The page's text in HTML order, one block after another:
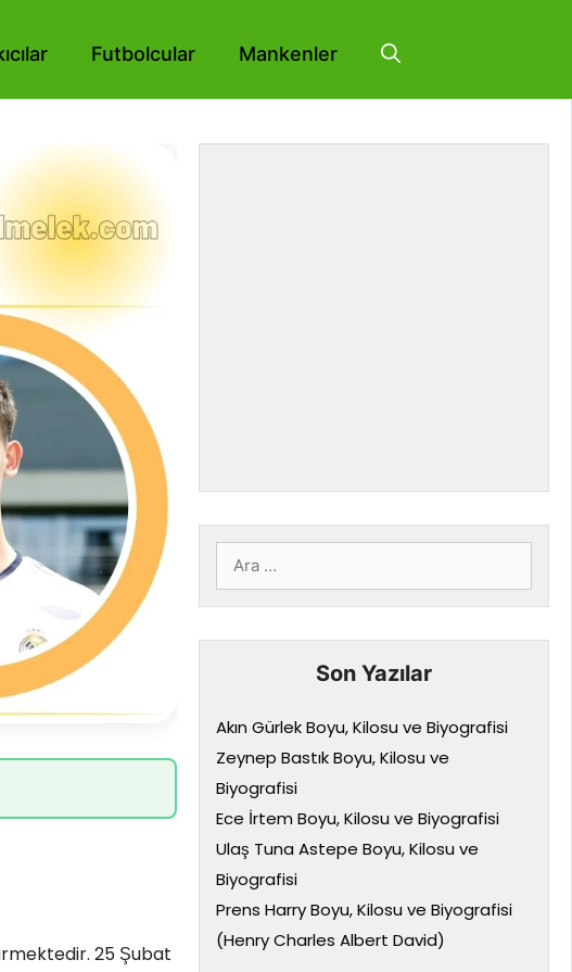
Futbolcular Mankenler
25 Şubat
için
ara
Son Yazılar
Akın Gürlek Boyu, Kilosu ve Biyografisi
Zeynep Bastık Boyu, Kilosu ve
Biyografisi
Ece İrtem Boyu, Kilosu ve Biyografisi
Ulaş Tuna Astepe Boyu, Kilosu ve
Biyografisi
Prens Harry Boyu, Kilosu ve Biyografisi
(Henry Charles Albert David)